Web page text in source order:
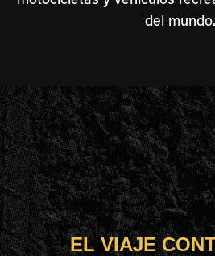
del mundo.
EL VIAJE